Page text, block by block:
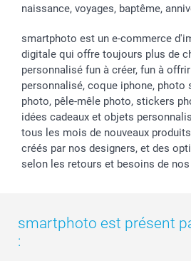
naissance, voyages, baptême,
smartphoto est un e-commerce
digitale qui offre toujours plus de
personnalisé fun à créer, fun à
personnalisé, coque iphone, photo
photo, pêle-mêle photo, stickers
idées cadeaux et objets
tous les mois de nouveaux
créés par nos designers, et des
selon les retours et besoins de
smartphoto est présent
: